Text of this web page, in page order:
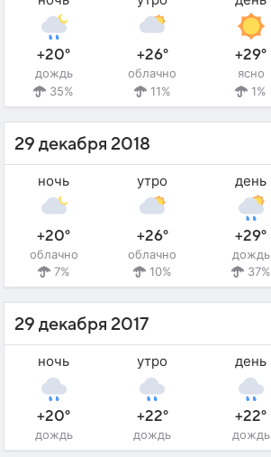
+20°
дождь
35%
+26°
облачно
11%
+29°
ясно
1%
29 декабря 2018
ночь
+20°
облачно
7%
утро
+26°
облачно
10%
день
+29°
дождь
37%
29 декабря 2017
ночь
+20°
дождь
утро
+22°
дождь
день
+22°
дождь